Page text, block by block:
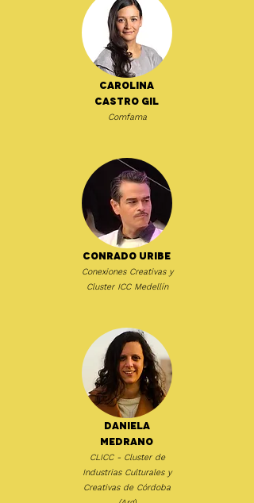
Carolina
Castro Gil
Comfama
Conrado Uribe
Conexiones Creativas y
Cluster ICC Medellín
Daniela
Medrano
CLICC - Cluster de
Industrias Culturales y
Creativas de Córdoba